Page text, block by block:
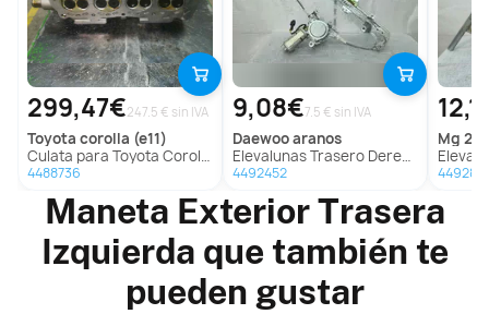
299,47€247.5 € sin IVA
toyota corolla (e11)
Culata para Toyota Corolla (E11)
4488736
9,08€7.5 € sin IVA
daewooaranos
Elevalunas Trasero Derecho para Daewoo Aranos
4492452
mg
Maneta Exterior Trasera
Izquierda que también te
pueden gustar